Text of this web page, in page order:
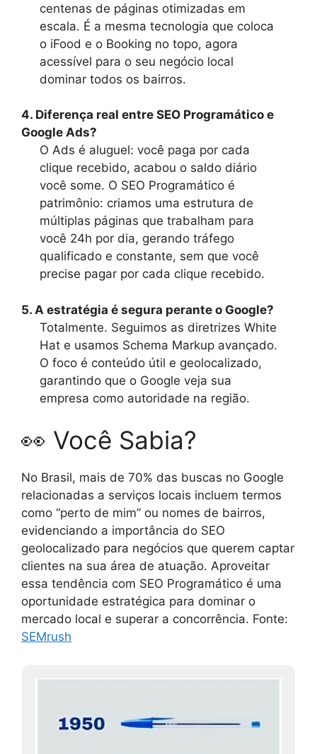
centenas de páginas otimizadas em
escala. É a mesma tecnologia que coloca
o iFood e o Booking no topo, agora
acessível para o seu negócio local
dominar todos os bairros.
4. Diferença real entre SEO Programático e
Google Ads?
O Ads é aluguel: você paga por cada
clique recebido, acabou o saldo diário
você some. O SEO Programático é
patrimônio: criamos uma estrutura de
múltiplas páginas que trabalham para
você 24h por dia, gerando tráfego
qualificado e constante, sem que você
precise pagar por cada clique recebido.
5. A estratégia é segura perante o Google?
Totalmente. Seguimos as diretrizes White
Hat e usamos Schema Markup avançado.
O foco é conteúdo útil e geolocalizado,
garantindo que o Google veja sua
empresa como autoridade na região.
👀 Você Sabia?
No Brasil, mais de 70% das buscas no Google
relacionadas a serviços locais incluem termos
como “perto de mim” ou nomes de bairros,
evidenciando a importância do SEO
geolocalizado para negócios que querem captar
clientes na sua área de atuação. Aproveitar
essa tendência com SEO Programático é uma
oportunidade estratégica para dominar o
mercado local e superar a concorrência. Fonte:
SEMrush